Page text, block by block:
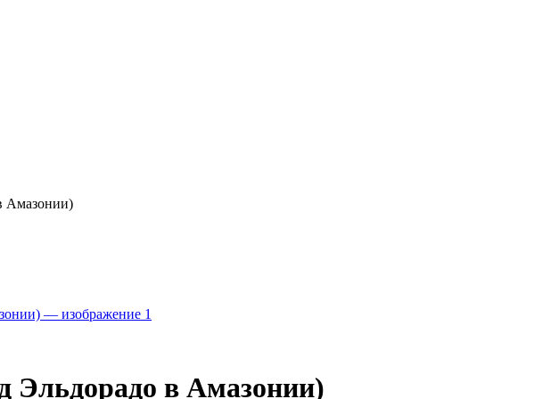
Амазонии)
Эльдорадо в Амазонии)